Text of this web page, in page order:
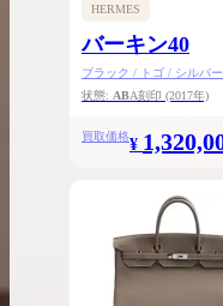
HERMES
バーキン40
ブラック / トゴ / シルバ
状態: ABA刻印 (2017年)
買取価格¥